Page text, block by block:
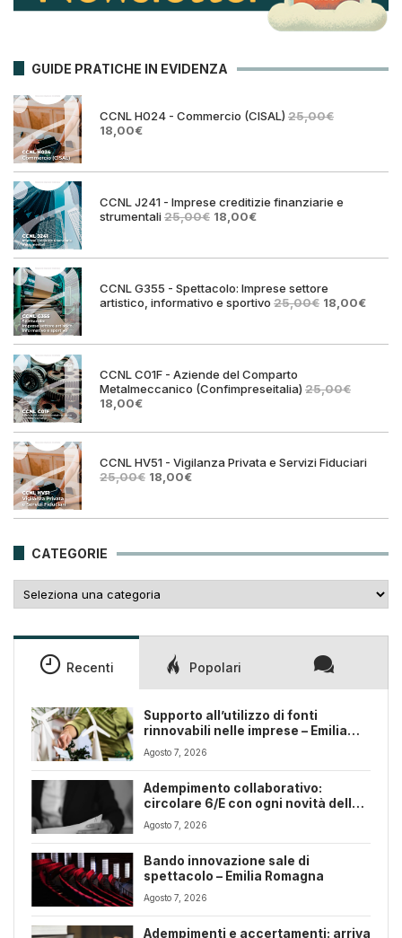
GUIDE PRATICHE IN EVIDENZA
CCNL H024 - Commercio (CISAL) 25,00€
Il
era:
18,00€Il
è:
CCNL J241 - Imprese creditizie finanziarie e
strumentali25,00€ Il
era:
18,00€Il
è:
CCNL G355 - Spettacolo: Imprese settore
artistico, informativo e sportivo 25,00€ Il
era:
18,00€Il
è:
CCNL C01F - Aziende del Comparto
Metalmeccanico (Confimpreseitalia) 25,00€
Il
originale
25,00€.
18,00€Il
attuale
18,00€.
CCNL HV51 - Vigilanza Privata e Servizi Fiduciari
25,00€ Il
era:
18,00€Il
è:
CATEGORIE
Recenti Popolari
Supporto all’utilizzo di fonti
rinnovabili nelle imprese – Emilia
Romagna
Agosto 7, 2026
Adempimento collaborativo:
circolare 6/E con ogni novità della
riforma fiscale
Agosto 7, 2026
Bando innovazione sale di
spettacolo – Emilia Romagna
Agosto 7, 2026
Adempimenti e accertamenti: arriva